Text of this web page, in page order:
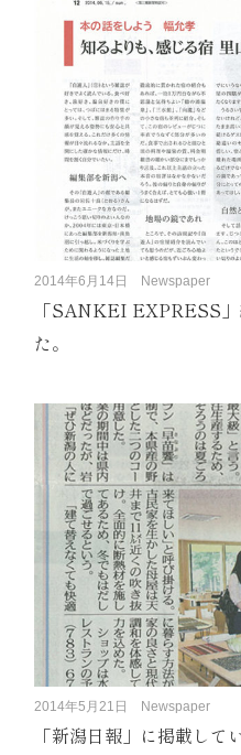
2014年6月14日 Newspaper
「SANKEI EXPRESS
た。
2014年5月21日 Newspaper
「新潟日報」に掲載して